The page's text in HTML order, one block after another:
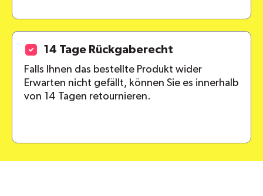
14 Tage Rückgaberecht
Falls Ihnen das bestellte Produkt wider
Erwarten nicht gefällt, können Sie es innerhalb
von 14 Tagen retournieren.